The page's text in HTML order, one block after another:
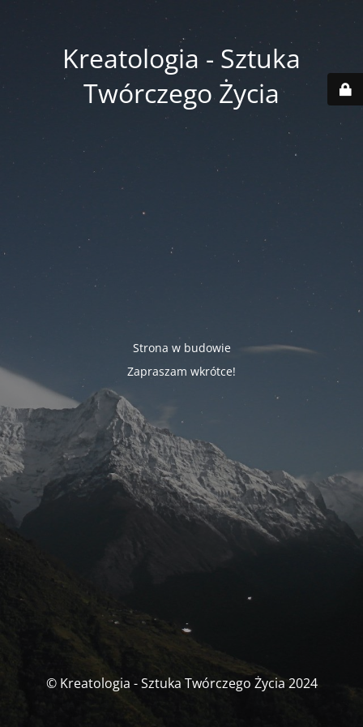
Kreatologia - Sztuka
Twórczego Życia
Strona w budowie
Zapraszam wkrótce!
© Kreatologia - Sztuka Twórczego Życia 2024